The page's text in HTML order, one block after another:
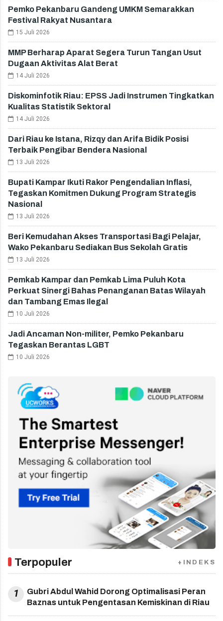
Pemko Pekanbaru Gandeng UMKM Semarakkan
Festival Rakyat Nusantara
15 Juli 2026
MMP Berharap Aparat Segera Turun Tangan Usut
Dugaan Aktivitas Alat Berat
14 Juli 2026
Diskominfotik Riau: EPSS Jadi Instrumen Tingkatkan
Kualitas Statistik Sektoral
14 Juli 2026
Dari Riau ke Istana, Rizqy dan Arifa Bidik Posisi
Terbaik Pengibar Bendera Nasional
13 Juli 2026
Bupati Kampar Ikuti Rakor Pengendalian Inflasi,
Tegaskan Komitmen Dukung Program Strategis
Nasional
13 Juli 2026
Beri Kemudahan Akses Transportasi Bagi Pelajar,
Wako Pekanbaru Sediakan Bus Sekolah Gratis
13 Juli 2026
Pemkab Kampar dan Pemkab Lima Puluh Kota
Perkuat Sinergi Bahas Penanganan Batas Wilayah
dan Tambang Emas Ilegal
10 Juli 2026
Jadi Ancaman Non-militer, Pemko Pekanbaru
Tegaskan Berantas LGBT
10 Juli 2026
Terpopuler +INDEKS
1
Gubri Abdul Wahid Dorong Optimalisasi Peran
Baznas untuk Pengentasan Kemiskinan di Riau